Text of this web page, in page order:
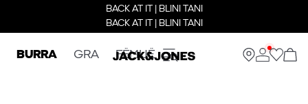
BACK AT IT | BLINI TANI
BACK AT IT | BLINI TANI
BURRA GRA FËMIJË